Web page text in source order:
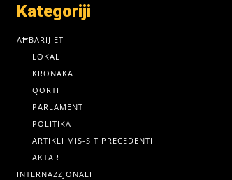
Kategoriji
AĦBARIJIET
LOKALI
KRONAKA
QORTI
PARLAMENT
POLITIKA
ARTIKLI MIS-SIT PREĊEDENTI
AKTAR
INTERNAZZJONALI